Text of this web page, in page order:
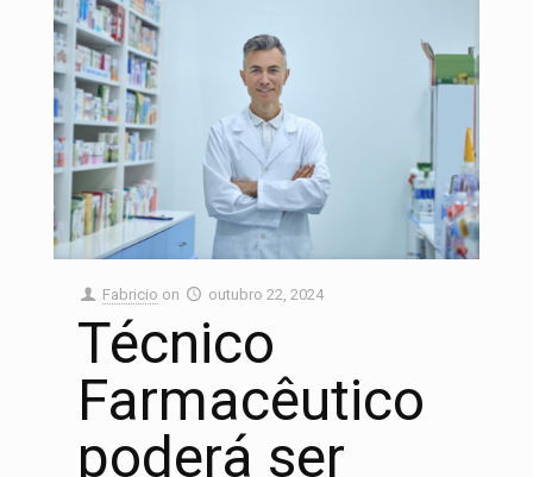
Fabricio on outubro 22, 2024
Técnico
Farmacêutico
poderá ser